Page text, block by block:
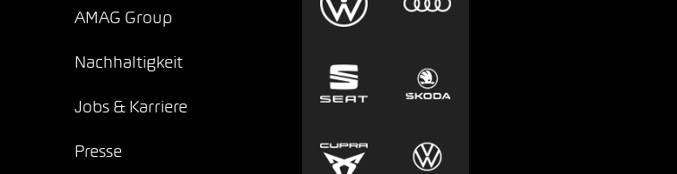
AMAG Group
Nachhaltigkeit
Jobs & Karriere
Presse